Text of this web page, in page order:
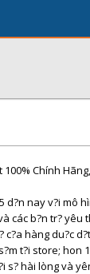
Chính
d?n nay v?i mô
các b?n tr?
hàng du?c
t?i store; hon
hài lòng và